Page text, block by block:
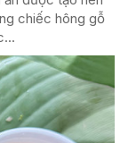
chiếc hông gỗ